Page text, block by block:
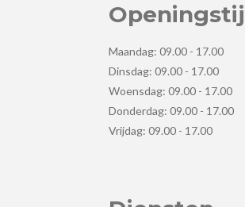
Maandag: 09.00 - 17.00
Dinsdag: 09.00 - 17.00
Woensdag: 09.00 - 17.00
Donderdag: 09.00 - 17.00
Vrijdag: 09.00 - 17.00